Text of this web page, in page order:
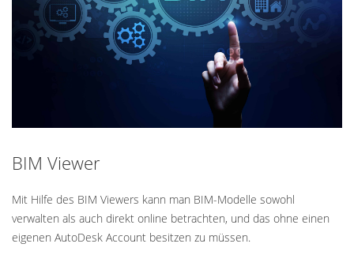
BIM Viewer
Mit Hilfe des BIM Viewers kann man BIM-Modelle sowohl
verwalten als auch direkt online betrachten, und das ohne einen
eigenen AutoDesk Account besitzen zu müssen.